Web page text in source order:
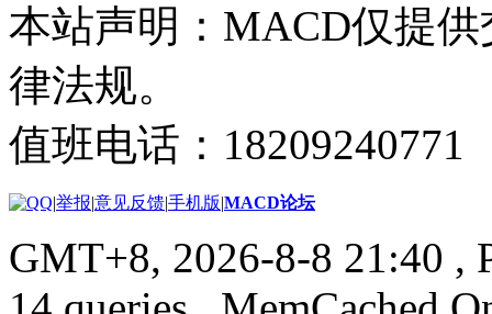
本站声明：MACD仅提
律法规。
值班电话：
|举报|意见反馈|手机版|MACD论坛
GMT+8, 2026-8-8 21:40 ,